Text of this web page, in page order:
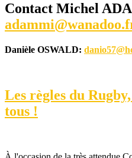
Contact Michel
Danièle OSWALD:
Les règles du
tous !